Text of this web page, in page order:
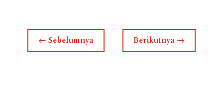
← Sebelumnya Berikutnya →